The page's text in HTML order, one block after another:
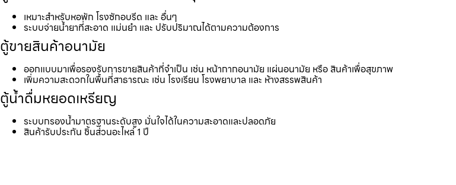
เหมาะสำหรับหอพัก โรงซักอบรีด และ อื่นๆ
ระบบจ่ายน้ำยาที่สะอาด แม่นยำ และ ปรับปริมาณได้ตามความต้องการ
ตู้ขายสินค้าอนามัย
ออกแบบมาเพื่อรองรับการขายสินค้าที่จำเป็น เช่น หน้ากากอนามัย แผ่นอนามัย หรือ สินค้าเพื่อสุขภาพ
เพิ่มความสะดวกในพื้นที่สาธารณะ เช่น โรงเรียน โรงพยาบาล และ ห้างสรรพสินค้า
ตู้น้ำดื่มหยอดเหรียญ
ระบบกรองน้ำมาตรฐานระดับสูง มั่นใจได้ในความสะอาดและปลอดภัย
สินค้ารับประกัน ชิ้นส่วนอะไหล่ 1 ปี